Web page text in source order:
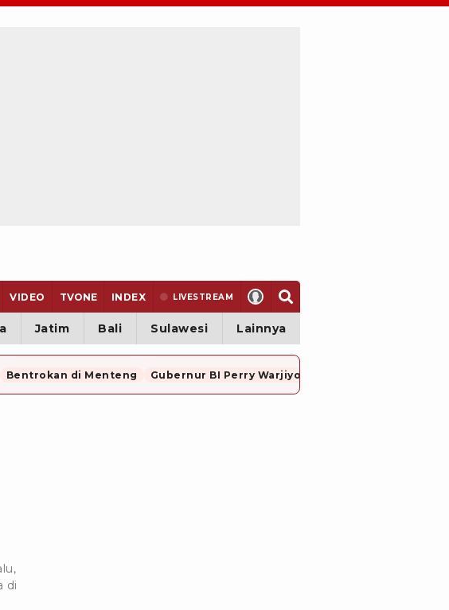
VIDEO TVONE INDEX LIVESTREAM
Jatim Bali Sulawesi Lainnya
Bentrokan di Menteng Gubernur BI Perry Warjiyo Mundur
di